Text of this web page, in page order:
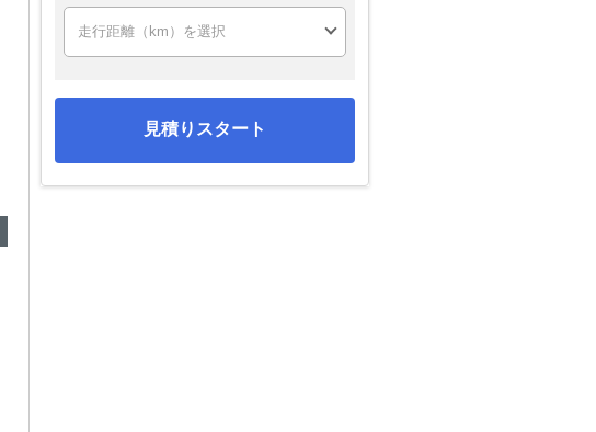
見積りスタート